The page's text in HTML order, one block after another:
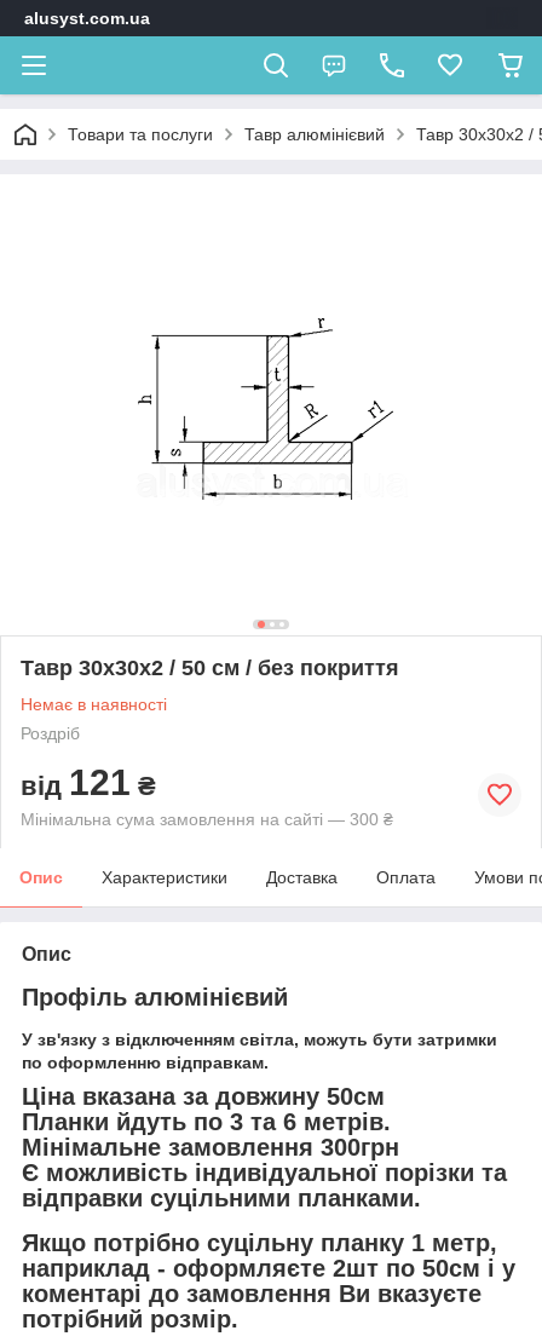
alusyst.com.ua
Товари та послуги Тавр алюмінієвий Тавр 30х30х2 /
Тавр 30х30х2 / 50 см / без покриття
Немає в наявності
Роздріб
від 121 ₴
Мінімальна сума замовлення на сайті — 300 ₴
Опис Характеристики Доставка Оплата Умови
Опис
Профіль алюмінієвий
У зв'язку з відключенням світла, можуть бути затримки
по оформленню відправкам.
Ціна вказана за довжину 50см
Планки йдуть по 3 та 6 метрів.
Мінімальне замовлення 300грн
Є можливість індивідуальної порізки та
відправки суцільними планками.
Якщо потрібно суцільну планку 1 метр,
наприклад - оформляєте 2шт по 50см і у
коментарі до замовлення Ви вказуєте
потрібний розмір.